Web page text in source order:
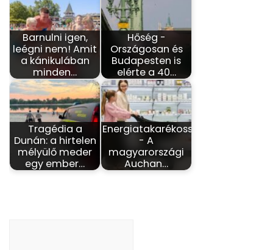
Barnulni igen,
leégni nem! Amit
a kánikulában
minden…
Hőség -
Országosan és
Budapesten is
elérte a 40…
Tragédia a
Dunán: a hirtelen
mélyülő meder
egy ember…
Energiatakarékosság
- A
magyarországi
Auchan…